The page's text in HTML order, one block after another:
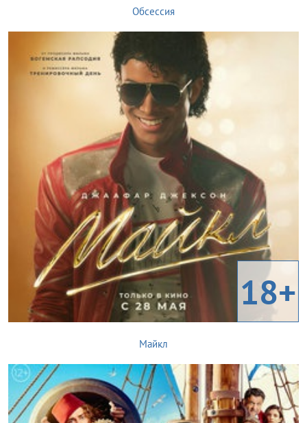
Обсессия
18+
Майкл